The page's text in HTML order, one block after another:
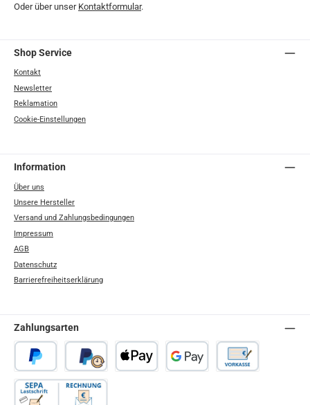
Oder über unser Kontaktformular.
Shop Service
Kontakt
Newsletter
Reklamation
Cookie-Einstellungen
Information
Über uns
Unsere Hersteller
Versand und Zahlungsbedingungen
Impressum
AGB
Datenschutz
Barrierefreiheitserklärung
Zahlungsarten